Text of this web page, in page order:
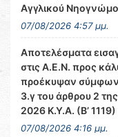
Αγγλικού
07/08/2026 4:57 μμ.
Αποτελέσματα
στις Α.Ε.Ν. προς
προέκυψαν
3.γ του άρθρου 2
2026 Κ.Υ.Α. (Β’
07/08/2026 4:16 μμ.